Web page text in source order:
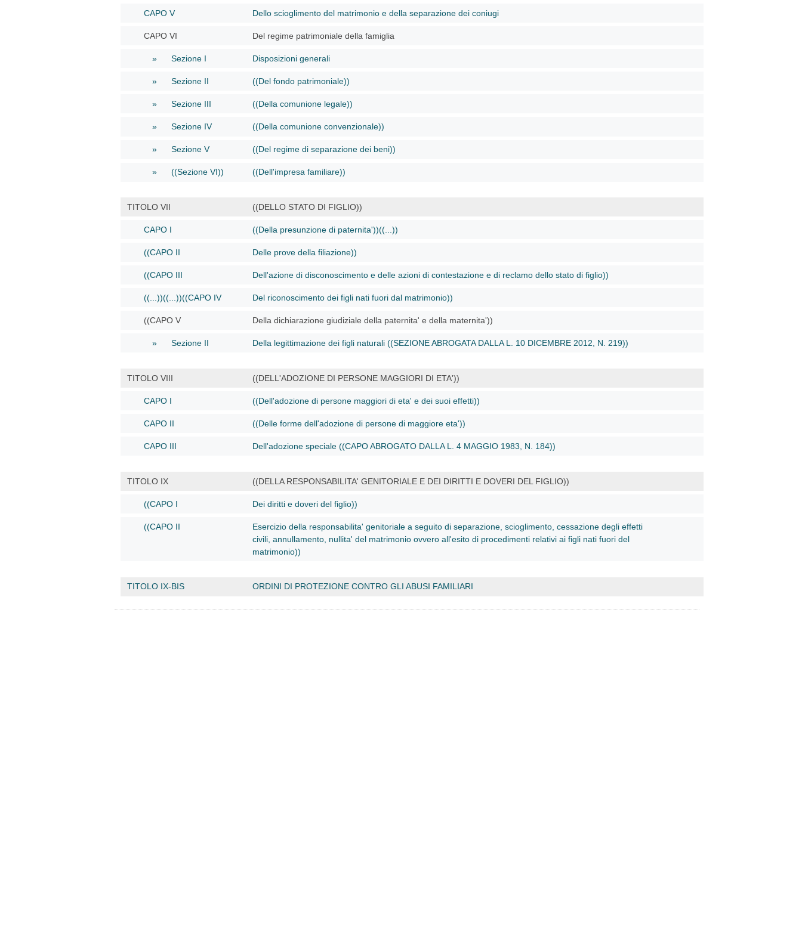
CAPO V Dello scioglimento del matrimonio e della separazione dei coniugi
CAPO VI Del regime patrimoniale della famiglia
» Sezione I Disposizioni generali
» Sezione II ((Del fondo patrimoniale))
» Sezione III ((Della comunione legale))
» Sezione IV ((Della comunione convenzionale))
» Sezione V ((Del regime di separazione dei beni))
» ((Sezione VI)) ((Dell'impresa familiare))
TITOLO VII ((DELLO STATO DI FIGLIO))
CAPO I ((Della presunzione di paternita'))((...))
((CAPO II Delle prove della filiazione))
((CAPO III Dell'azione di disconoscimento e delle azioni di contestazione e di reclamo dello stato di figlio))
((...))((...))((CAPO IV Del riconoscimento dei figli nati fuori dal matrimonio))
((CAPO V Della dichiarazione giudiziale della paternita' e della maternita'))
» Sezione II Della legittimazione dei figli naturali ((SEZIONE ABROGATA DALLA L. 10 DICEMBRE 2012, N. 219))
TITOLO VIII ((DELL'ADOZIONE DI PERSONE MAGGIORI DI ETA'))
CAPO I ((Dell'adozione di persone maggiori di eta' e dei suoi effetti))
CAPO II ((Delle forme dell'adozione di persone di maggiore eta'))
CAPO III Dell'adozione speciale ((CAPO ABROGATO DALLA L. 4 MAGGIO 1983, N. 184))
TITOLO IX ((DELLA RESPONSABILITA' GENITORIALE E DEI DIRITTI E DOVERI DEL FIGLIO))
((CAPO I Dei diritti e doveri del figlio))
((CAPO II
Esercizio della responsabilita' genitoriale a seguito di separazione, scioglimento, cessazione degli effetti
civili, annullamento, nullita' del matrimonio ovvero all'esito di procedimenti relativi ai figli nati fuori del
matrimonio))
TITOLO IX-BIS ORDINI DI PROTEZIONE CONTRO GLI ABUSI FAMILIARI